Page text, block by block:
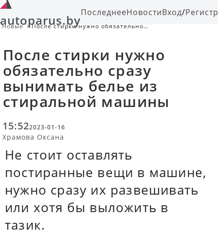
autoparus.byПоследнееНовостиВход/
Новые
После стирки нужно обязательно
После стирки нужно
обязательно сразу
вынимать белье из
стиральной машины
15:522023-01-16
Храмова Оксана
Не стоит оставлять
постиранные вещи в машине,
нужно сразу их развешивать
или хотя бы выложить в
тазик.